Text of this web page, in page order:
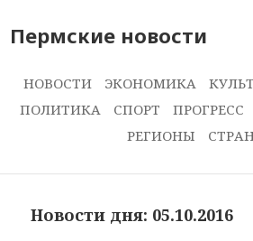
Пермские новости
НОВОСТИ ЭКОНОМИКА
ПОЛИТИКА
СПОРТ ПРОГРЕСС
РЕГИОНЫ
Новости дня: 05.10.2016